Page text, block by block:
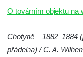
Budějovicích
či Kaplanka
Fara v Římově
O továrním objektu na
Chotyně – 1882–1884
přádelna) / C. A.